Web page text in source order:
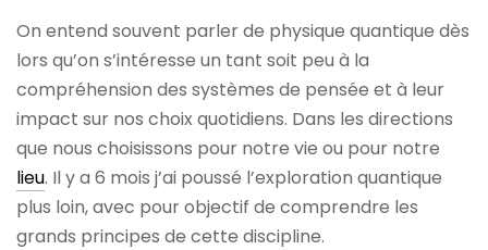
On entend souvent parler de physique quantique dès
lors qu’on s’intéresse un tant soit peu à la
compréhension des systèmes de pensée et à leur
impact sur nos choix quotidiens. Dans les directions
que nous choisissons pour notre vie ou pour notre
lieu. Il y a 6 mois j’ai poussé l’exploration quantique
plus loin, avec pour objectif de comprendre les
grands principes de cette discipline.